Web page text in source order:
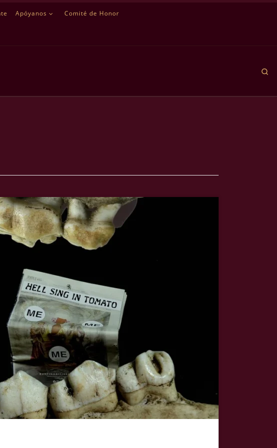
Apóyanos Comité de Honor
la imaginación se entrelazan. A través de imágenes simbólicas y una
memoria y ficción.